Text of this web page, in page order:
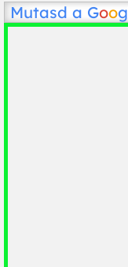
Mutasd a Goog